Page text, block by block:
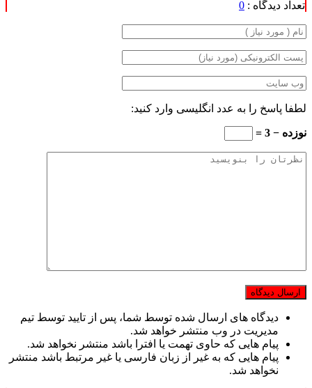
تعداد دیدگاه : 0
لطفا پاسخ را به عدد انگلیسی وارد کنید:
نوزده − 3 =
دیدگاه های ارسال شده توسط شما، پس از تایید توسط تیم
مدیریت در وب منتشر خواهد شد.
پیام هایی که حاوی تهمت یا افترا باشد منتشر نخواهد شد.
پیام هایی که به غیر از زبان فارسی یا غیر مرتبط باشد منتشر
نخواهد شد.